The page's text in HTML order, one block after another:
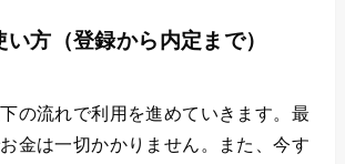
方（登録から内定まで）
の流れで利用を進めていきます。最
金は一切かかりません。また、今す